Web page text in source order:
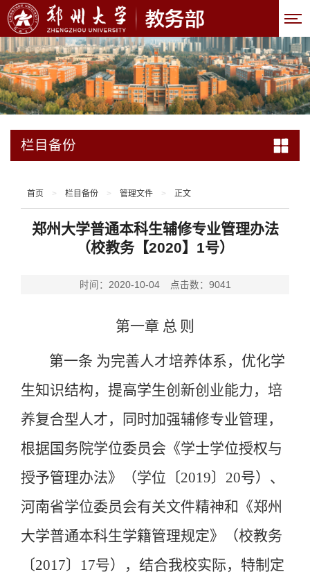
栏目备份
首页 > 栏目备份 > 管理文件 > 正文
郑州大学普通本科生辅修专业管理办法
（校教务【2020】1号）
时间：2020-10-04 点击数： 9041
第一章 总 则
第一条 为完善人才培养体系，优化学
生知识结构，提高学生创新创业能力，培
养复合型人才，同时加强辅修专业管理，
根据国务院学位委员会《学士学位授权与
授予管理办法》（学位〔2019〕 20号）、
河南省学位委员会有关文件精神和《郑州
大学普通本科生学籍管理规定》（校教务
〔2017〕 17号），结合我校实际，特制定